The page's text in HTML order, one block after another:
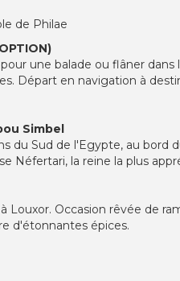
de Philae
une balade ou flâner
Départ en navigation à
Simbel
du Sud de l'Egypte, au
Néfertari, la reine la plus
Louxor. Occasion rêvée de
d'étonnantes épices.